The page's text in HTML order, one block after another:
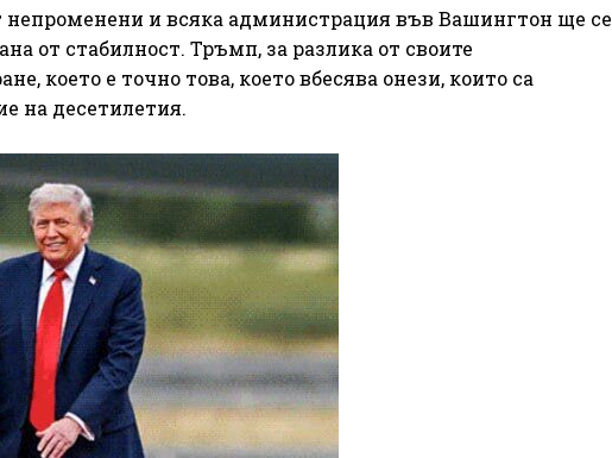
непроменени и всяка администрация във Вашингтон ще се
от стабилност. Тръмп, за разлика от своите
което е точно това, което вбесява онези, които са
на десетилетия.